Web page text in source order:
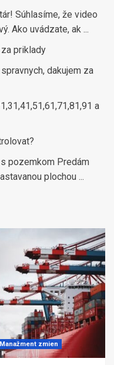
Súhlasíme, že video
Ako uvádzate, ak ...
priklady
dakujem za
a
pozemkom Predám
plochou ...
Manažment zmien